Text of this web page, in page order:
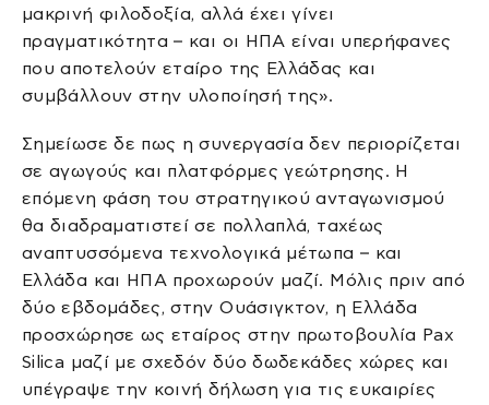
μακρινή φιλοδοξία, αλλά έχει γίνει
πραγματικότητα – και οι ΗΠΑ είναι υπερήφανες
που αποτελούν εταίρο της Ελλάδας και
συμβάλλουν στην υλοποίησή της».
Σημείωσε δε πως η συνεργασία δεν περιορίζεται
σε αγωγούς και πλατφόρμες γεώτρησης. Η
επόμενη φάση του στρατηγικού ανταγωνισμού
θα διαδραματιστεί σε πολλαπλά, ταχέως
αναπτυσσόμενα τεχνολογικά μέτωπα – και
Ελλάδα και ΗΠΑ προχωρούν μαζί. Μόλις πριν από
δύο εβδομάδες, στην Ουάσιγκτον, η Ελλάδα
προσχώρησε ως εταίρος στην πρωτοβουλία Pax
Silica μαζί με σχεδόν δύο δωδεκάδες χώρες και
υπέγραψε την κοινή δήλωση για τις ευκαιρίες